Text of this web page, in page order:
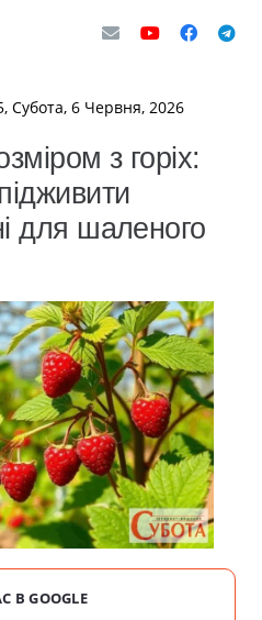
Субота, 6 Червня, 2026
з горіх:
для шаленого
GOOGLE